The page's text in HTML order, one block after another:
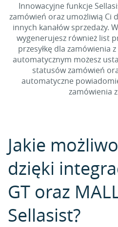
Innowacyjne funkcje
zamówień oraz umożliwią Ci
innych kanałów sprzedaży.
wygenerujesz również list
przesyłkę dla zamówienia
automatycznym możesz
statusów zamówień
automatyczne
zamówienia z
Jakie
dzięki
GT oraz
Sellasist?